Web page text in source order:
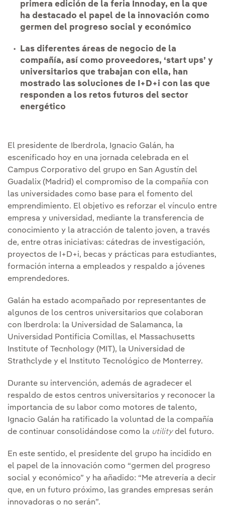
primera edición de la feria Innoday, en la que
ha destacado el papel de la innovación como
germen del progreso social y económico
Las diferentes áreas de negocio de la
compañía, así como proveedores, ‘start ups’ y
universitarios que trabajan con ella, han
mostrado las soluciones de I+D+i con las que
responden a los retos futuros del sector
energético
El presidente de Iberdrola, Ignacio Galán, ha
escenificado hoy en una jornada celebrada en el
Campus Corporativo del grupo en San Agustín del
Guadalix (Madrid) el compromiso de la compañía con
las universidades como base para el fomento del
emprendimiento. El objetivo es reforzar el vínculo entre
empresa y universidad, mediante la transferencia de
conocimiento y la atracción de talento joven, a través
de, entre otras iniciativas: cátedras de investigación,
proyectos de I+D+i, becas y prácticas para estudiantes,
formación interna a empleados y respaldo a jóvenes
emprendedores.
Galán ha estado acompañado por representantes de
algunos de los centros universitarios que colaboran
con Iberdrola: la Universidad de Salamanca, la
Universidad Pontificia Comillas, el Massachusetts
Institute of Tecnhology (MIT), la Universidad de
Strathclyde y el Instituto Tecnológico de Monterrey.
Durante su intervención, además de agradecer el
respaldo de estos centros universitarios y reconocer la
importancia de su labor como motores de talento,
Ignacio Galán ha ratificado la voluntad de la compañía
de continuar consolidándose como la utility del futuro.
En este sentido, el presidente del grupo ha incidido en
el papel de la innovación como “germen del progreso
social y económico” y ha añadido: “Me atrevería a decir
que, en un futuro próximo, las grandes empresas serán
innovadoras o no serán”.